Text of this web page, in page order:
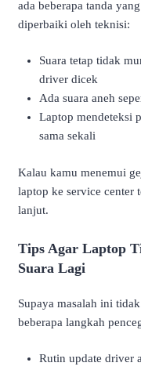
ada beberapa tanda
diperbaiki oleh teknisi:
Suara tetap tidak
driver dicek
Ada suara aneh
Laptop mendeteksi
sama sekali
Kalau kamu menemui
laptop ke service center
lanjut.
Tips Agar Laptop
Suara Lagi
Supaya masalah ini
beberapa langkah
Rutin update driver